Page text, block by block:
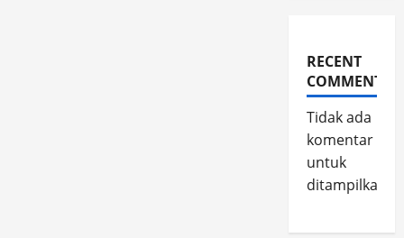
RECENT
COMMENTS
Tidak ada
komentar
untuk
ditampilkan.